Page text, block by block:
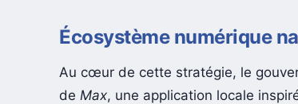
Écosystème numérique
Au cœur de cette stratégie, le
de Max, une application locale